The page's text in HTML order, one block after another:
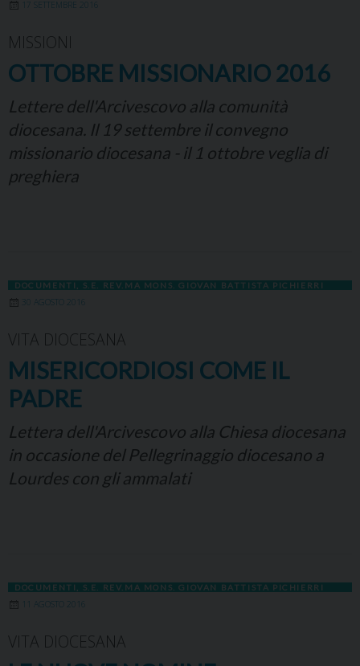
17 SETTEMBRE 2016
MISSIONI
OTTOBRE MISSIONARIO 2016
Lettere dell'Arcivescovo alla comunità
diocesana. Il 19 settembre il convegno
missionario diocesana - il 1 ottobre veglia di
preghiera
DOCUMENTI S.E. REV.MA MONS. GIOVAN BATTISTA PICHIERRI
30 AGOSTO 2016
VITA DIOCESANA
MISERICORDIOSI COME IL
PADRE
Lettera dell'Arcivescovo alla Chiesa diocesana
in occasione del Pellegrinaggio diocesano a
Lourdes con gli ammalati
DOCUMENTI S.E. REV.MA MONS. GIOVAN BATTISTA PICHIERRI
11 AGOSTO 2016
VITA DIOCESANA